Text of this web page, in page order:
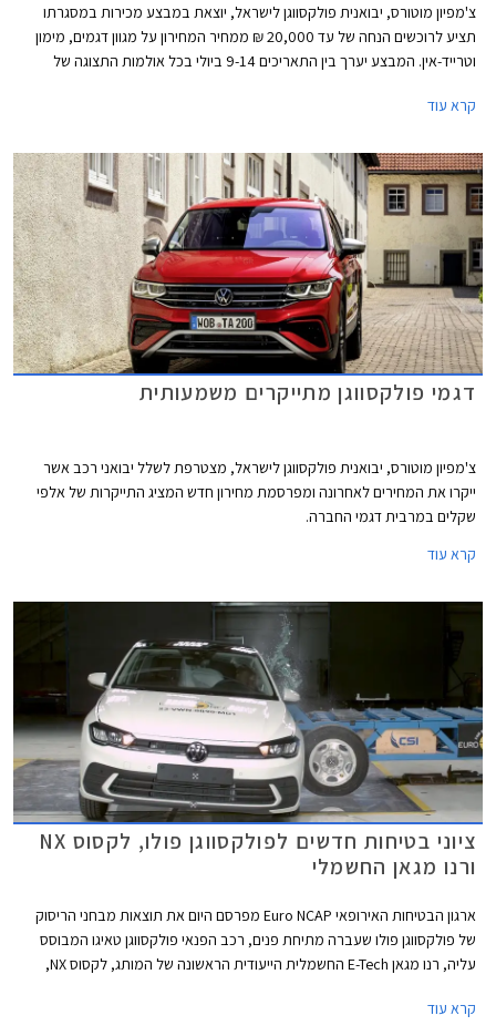
צ'מפיון מוטורס, יבואנית פולקסווגן לישראל, יוצאת במבצע מכירות במסגרתו
תציע לרוכשים הנחה של עד 20,000 ₪ ממחיר המחירון על מגוון דגמים, מימון
וטרייד-אין. המבצע יערך בין התאריכים 9-14 ביולי בכל אולמות התצוגה של
קרא עוד
דגמי פולקסווגן מתייקרים משמעותית
צ'מפיון מוטורס, יבואנית פולקסווגן לישראל, מצטרפת לשלל יבואני רכב אשר
ייקרו את המחירים לאחרונה ומפרסמת מחירון חדש המציג התייקרות של אלפי
שקלים במרבית דגמי החברה.
קרא עוד
ציוני בטיחות חדשים לפולקסווגן פולו, לקסוס NX
ורנו מגאן החשמלי
ארגון הבטיחות האירופאי Euro NCAP מפרסם היום את תוצאות מבחני הריסוק
של פולקסווגן פולו שעברה מתיחת פנים, רכב הפנאי פולקסווגן טאיגו המבוסס
עליה, רנו מגאן E-Tech החשמלית הייעודית הראשונה של המותג, לקסוס NX,
קרא עוד